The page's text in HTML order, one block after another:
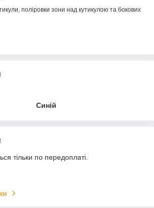
поліровки зони над кутикулою та бокових
Синій
тільки по передоплаті.